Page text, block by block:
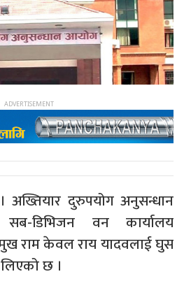
अख्तियार दुरुपयोग अनुसन्धान
डिभिजन वन कार्यालय
राम केवल राय यादवलाई घुस
छ ।